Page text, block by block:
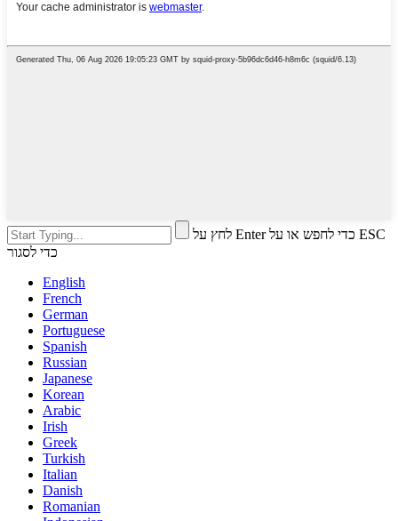
לחץ על Enter כדי לחפש או על ESC
כדי לסגור
English
French
German
Portuguese
Spanish
Russian
Japanese
Korean
Arabic
Irish
Greek
Turkish
Italian
Danish
Romanian